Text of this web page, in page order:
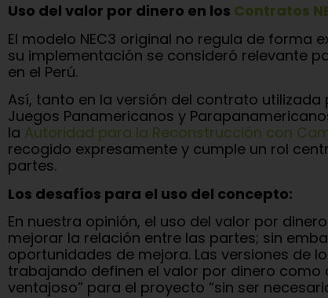
Uso del valor por dinero en los Contratos
El modelo NEC3 original no regula de forma
su implementación se consideró relevante
en el Perú.
Así, tanto en la versión del contrato
Juegos Panamericanos y
la Autoridad para la Reconstrucción con
recogido expresamente y cumple un rol
partes.
Los desafíos para el uso del concepto:
En nuestra opinión, el uso del valor por
mejorar la relación entre las partes; sin
oportunidades de mejora. Las versiones de
trabajando definen el valor por dinero como
ventajoso” para el proyecto “sin ser